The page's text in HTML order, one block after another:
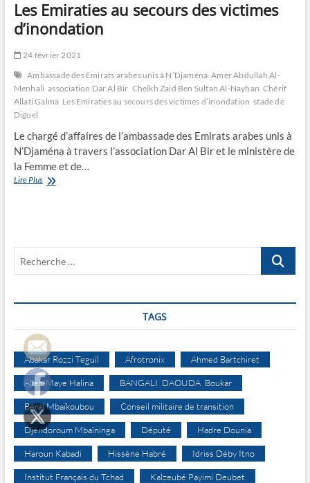
Les Emiraties au secours des victimes
d’inondation
24 février 2021
Ambassade des Emirats arabes unis à N’Djaména Amer Abdullah Al-
Menhali association Dar Al Bir Cheikh Zaid Ben Sultan Al-Nayhan Chérif
Allati Galma Les Emiraties au secours des victimes d’inondation stade de
Diguel
Le chargé d’affaires de l’ambassade des Emirats arabes unis à
N’Djaména à travers l’association Dar Al Bir et le ministère de
la Femme et de…
Lire PlusLes
Recherche
TAGS
Abakar Rozzi Teguil Afrotronix Ahmed Bartchiret
Allah-Maye Halina BANGALI DAOUDA Boukar
Béral Mbaïkoubou Conseil militaire de transition
Djéndoroum Mbaïninga Député Hadre Dounia
Haroun Kabadi Hissène Habré Idriss Déby Itno
Institut Français du Tchad Kalzeubé Payimi Deubet